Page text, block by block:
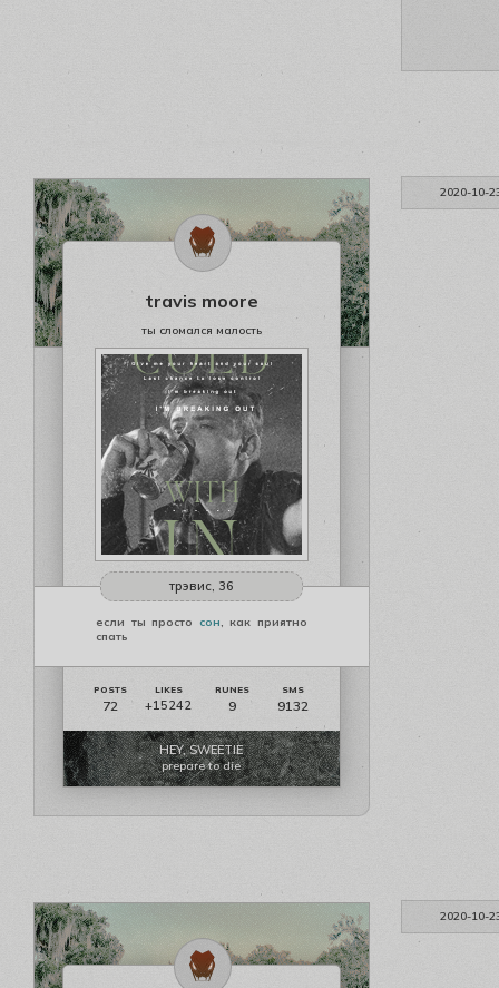
2020-10-
travis moore
ты сломался малость
трэвис, 36
если ты просто сон, как приятно
спать
72 +15242 9 9132
HEY, SWEETIE
prepare to die
2020-10-